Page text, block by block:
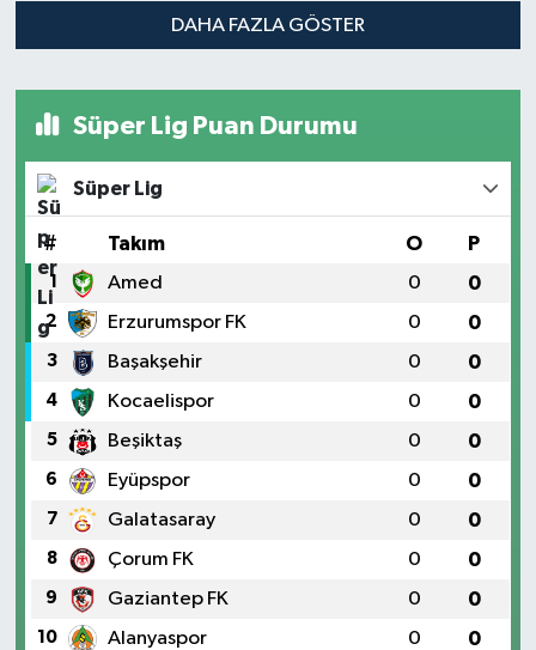
DAHA FAZLA GÖSTER
Süper Lig Puan Durumu
Süper Lig
# Takım O P
1 Amed 0 0
2 Erzurumspor FK 0 0
3 Başakşehir 0 0
4 Kocaelispor 0 0
5 Beşiktaş 0 0
6 Eyüpspor 0 0
7 Galatasaray 0 0
8 Çorum FK 0 0
9 Gaziantep FK 0 0
10 Alanyaspor 0 0